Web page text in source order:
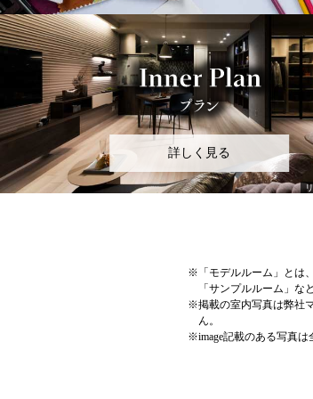
詳しく見る
※ 「モデルルーム」と
「サンプルルーム」な
※掲載の室内写真は弊社
ん。
※image記載のある写真は